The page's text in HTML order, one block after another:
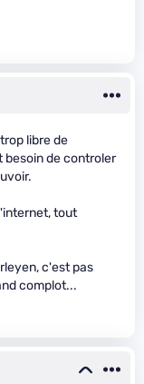
libre de
besoin de controler
tout
c'est pas
complot...